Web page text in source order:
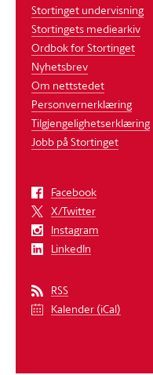
Stortinget undervisning
Stortingets mediearkiv
Ordbok for Stortinget
Nyhetsbrev
Om nettstedet
Personvernerklæring
Tilgjengelighetserklæring
Jobb på Stortinget
Facebook
X/Twitter
Instagram
LinkedIn
RSS
Kalender (iCal)